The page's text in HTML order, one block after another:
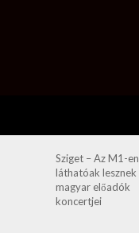
Sziget – Az M1-en
láthatóak lesznek
magyar előadók
koncertjei